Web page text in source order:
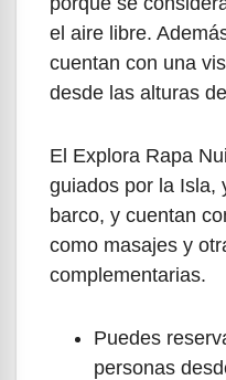
el aire libre.
cuentan con una
desde las alturas
El Explora Rapa
guiados por la Isla,
barco, y cuentan
como masajes y
complementarias.
Puedes
personas